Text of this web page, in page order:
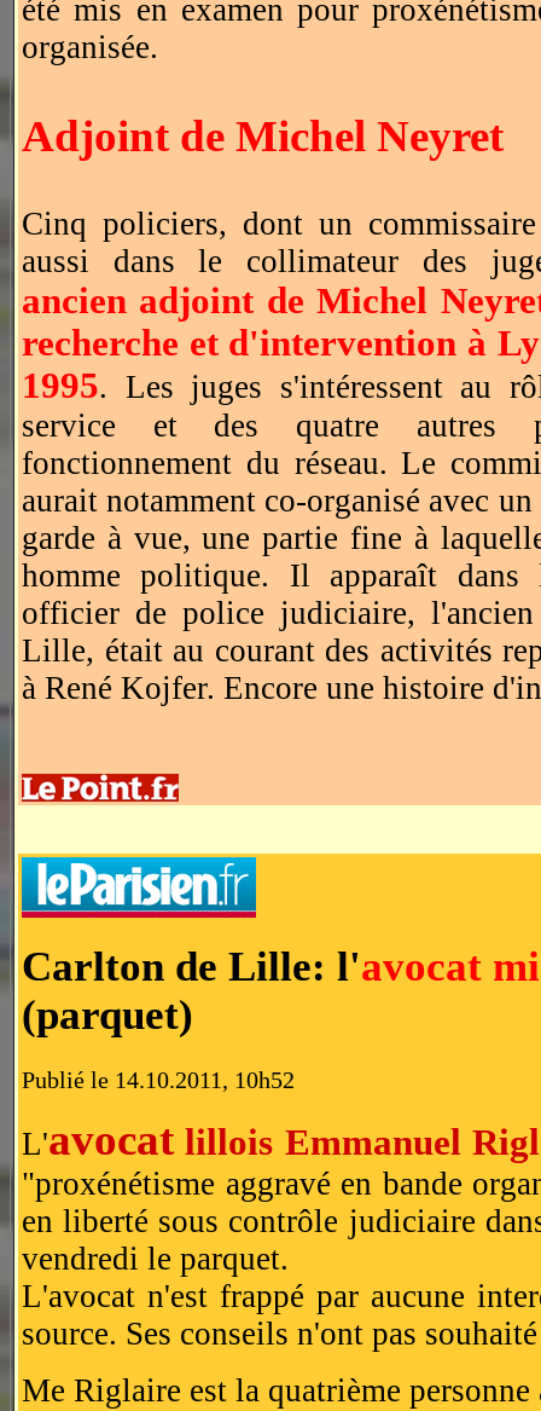
été mis en examen pour
organisée.
Adjoint de Michel Neyret
Cinq policiers, dont un
aussi dans le collimateur des
ancien adjoint de Michel
recherche et d'intervention à
1995. Les juges s'intéressent au
service et des quatre autres
fonctionnement du réseau. Le
aurait notamment co-organisé avec
garde à vue, une partie fine à
homme politique. Il apparaît dans
officier de police judiciaire,
Lille, était au courant des activités
à René Kojfer. Encore une histoire
Carlton de Lille: l'avocat
(parquet)
Publié le 14.10.2011, 10h52
L'avocatlillois Emmanuel
"proxénétisme aggravé en bande
en liberté sous contrôle judiciaire
vendredi le parquet.
L'avocat n'est frappé par aucune
source. Ses conseils n'ont pas
Me Riglaire est la quatrième